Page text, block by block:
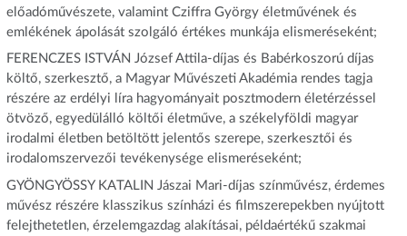
előadóművészete, valamint Cziffra György életművének és
emlékének ápolását szolgáló értékes munkája elismeréseként;
FERENCZES ISTVÁN József Attila-díjas és Babérkoszorú díjas
költő, szerkesztő, a Magyar Művészeti Akadémia rendes tagja
részére az erdélyi líra hagyományait posztmodern életérzéssel
ötvöző, egyedülálló költői életműve, a székelyföldi magyar
irodalmi életben betöltött jelentős szerepe, szerkesztői és
irodalomszervezői tevékenysége elismeréseként;
GYÖNGYÖSSY KATALIN Jászai Mari-díjas színművész, érdemes
művész részére klasszikus színházi és filmszerepekben nyújtott
felejthetetlen, érzelemgazdag alakításai, példaértékű szakmai